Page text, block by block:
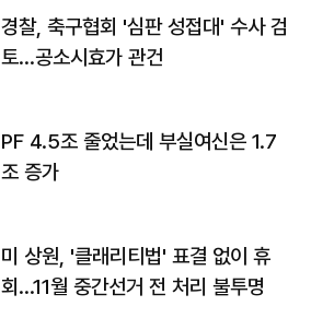
경찰, 축구협회 '심판 성접대' 수사 검
토…공소시효가 관건
PF 4.5조 줄었는데 부실여신은 1.7
조 증가
미 상원, '클래리티법' 표결 없이 휴
회…11월 중간선거 전 처리 불투명